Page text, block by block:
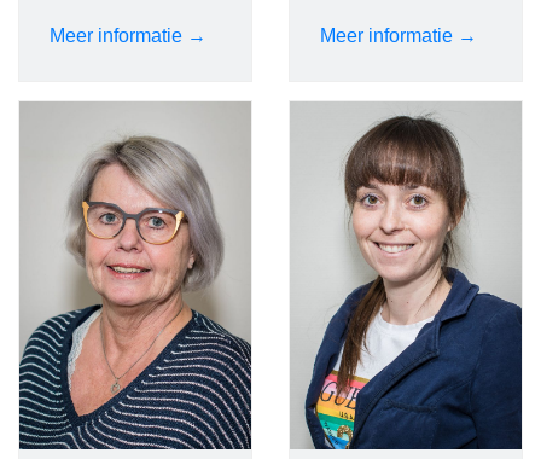
Meer informatie → Meer informatie →